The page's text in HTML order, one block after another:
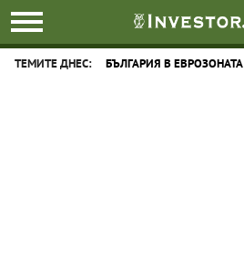
ТЕМИТЕ ДНЕС: БЪЛГАРИЯ В ЕВРОЗОНАТА